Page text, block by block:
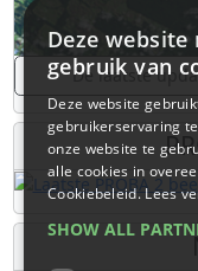
De laatste
Deze website
gebruik van
Deze website
gebruikerservaring
onze website te
alle cookies in
Cookiebeleid.Lees
SHOW ALL